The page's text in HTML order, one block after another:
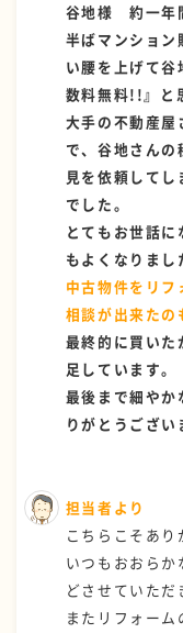
谷地様 約一年
半ばマンション
い腰を上げて
数料無料!!』と
大手の不動産屋
で、谷地さん
見を依頼して
でした。
とてもお世話
もよくなりまし
中古物件をリ
相談が出来た
最終的に買いた
足しています。
最後まで細やか
りがとうござい
担当者より
こちらこそあり
いつもおおら
どさせていただ
またリフォー